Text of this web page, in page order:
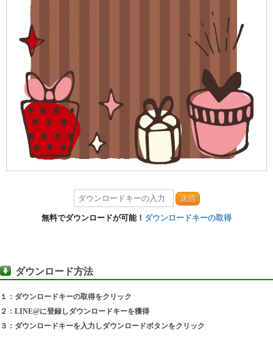
送信
無料でダウンロードが可能！ ダウンロードキーの取得
ダウンロード方法
１：ダウンロードキーの取得をクリック
２：LINE@に登録しダウンロードキーを獲得
３：ダウンロードキーを入力しダウンロードボタンをクリック